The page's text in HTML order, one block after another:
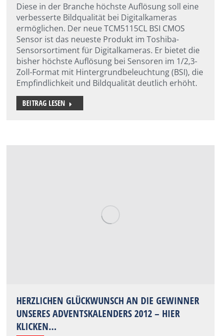
Diese in der Branche höchste Auflösung soll eine
verbesserte Bildqualität bei Digitalkameras
ermöglichen. Der neue TCM5115CL BSI CMOS
Sensor ist das neueste Produkt im Toshiba-
Sensorsortiment für Digitalkameras. Er bietet die
bisher höchste Auflösung bei Sensoren im 1/2,3-
Zoll-Format mit Hintergrundbeleuchtung (BSI), die
Empfindlichkeit und Bildqualität deutlich erhöht.
BEITRAG LESEN
HERZLICHEN GLÜCKWUNSCH AN DIE GEWINNER
UNSERES ADVENTSKALENDERS 2012 – HIER
KLICKEN…